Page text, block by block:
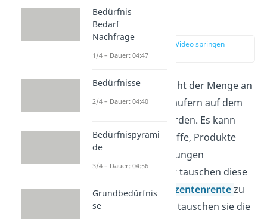
Angebot
zur Stelle im Video springen
(01:37)
Das Angebot entspricht der Menge an
Gütern, die von Verkäufern auf dem
Markt angeboten werden. Es kann
sich dabei um Rohstoffe, Produkte
aber auch Dienstleistungen
handeln. Die Anbieter tauschen diese
Güter um eineProduzentenrentezu
realisieren. Entweder tauschen sie die
Bedürfnis
Bedarf
Nachfrage
1/4 – Dauer: 04:47
Bedürfnisse
2/4 – Dauer: 04:40
Bedürfnispyrami
de
3/4 – Dauer: 04:56
Grundbedürfnis
se